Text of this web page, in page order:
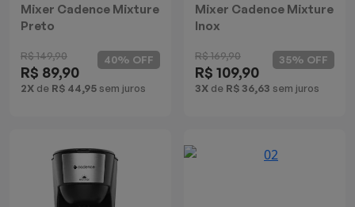
Mixer Cadence Mixture
Preto
R$ 149,90
R$ 89,90
2X de R$ 44,95 sem juros
40% OFF
Mixer Cadence Mixture
Inox
R$ 169,90
R$ 109,90
3X de R$ 36,63 sem juros
35% OFF